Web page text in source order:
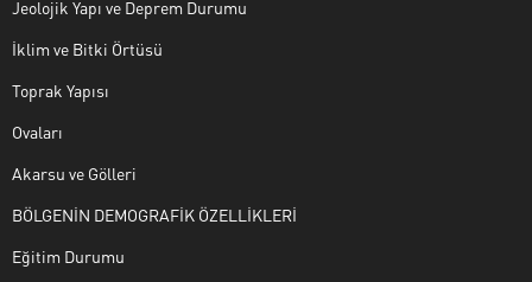
Jeolojik Yapı ve Deprem Durumu
İklim ve Bitki Örtüsü
Toprak Yapısı
Ovaları
Akarsu ve Gölleri
BÖLGENİN DEMOGRAFİK ÖZELLİKLERİ
Eğitim Durumu